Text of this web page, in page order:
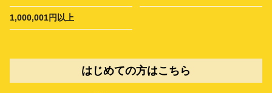
1,000,001円以上
はじめての方はこちら